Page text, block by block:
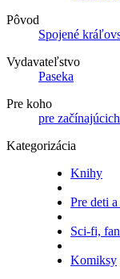
Pôvod
Spojené
Vydavateľstvo
Paseka
Pre koho
pre
Kategorizácia
Knihy
Pre deti
Sci-fi,
Komiksy